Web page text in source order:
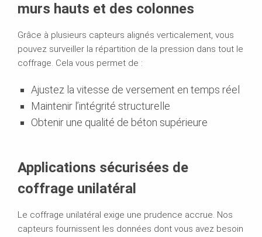
murs hauts et des colonnes
Grâce à plusieurs capteurs alignés verticalement, vous
pouvez surveiller la répartition de la pression dans tout le
coffrage. Cela vous permet de :
Ajustez la vitesse de versement en temps réel
Maintenir l’intégrité structurelle
Obtenir une qualité de béton supérieure
Applications sécurisées de
coffrage unilatéral
Le coffrage unilatéral exige une prudence accrue. Nos
capteurs fournissent les données dont vous avez besoin